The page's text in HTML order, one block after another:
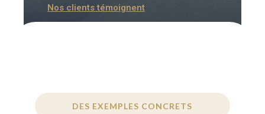
Nos clients témoignent
DES EXEMPLES CONCRETS